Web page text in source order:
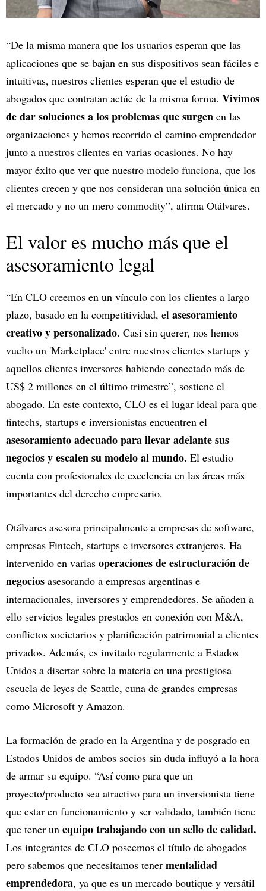
“De la misma manera que los usuarios esperan que las
aplicaciones que se bajan en sus dispositivos sean fáciles e
intuitivas, nuestros clientes esperan que el estudio de
abogados que contratan actúe de la misma forma. Vivimos
de dar soluciones a los problemas que surgen en las
organizaciones y hemos recorrido el camino emprendedor
junto a nuestros clientes en varias ocasiones. No hay
mayor éxito que ver que nuestro modelo funciona, que los
clientes crecen y que nos consideran una solución única en
el mercado y no un mero commodity”, afirma Otálvares.
El valor es mucho más que el
asesoramiento legal
“En CLO creemos en un vínculo con los clientes a largo
plazo, basado en la competitividad, el asesoramiento
creativo y personalizado. Casi sin querer, nos hemos
vuelto un 'Marketplace' entre nuestros clientes startups y
aquellos clientes inversores habiendo conectado más de
US$ 2 millones en el último trimestre”, sostiene el
abogado. En este contexto, CLO es el lugar ideal para que
fintechs, startups e inversionistas encuentren el
asesoramiento adecuado para llevar adelante sus
negocios y escalen su modelo al mundo. El estudio
cuenta con profesionales de excelencia en las áreas más
importantes del derecho empresario.
Otálvares asesora principalmente a empresas de software,
empresas Fintech, startups e inversores extranjeros. Ha
intervenido en varias operaciones de estructuración de
negocios asesorando a empresas argentinas e
internacionales, inversores y emprendedores. Se añaden a
ello servicios legales prestados en conexión con M&A,
conflictos societarios y planificación patrimonial a clientes
privados. Además, es invitado regularmente a Estados
Unidos a disertar sobre la materia en una prestigiosa
escuela de leyes de Seattle, cuna de grandes empresas
como Microsoft y Amazon.
La formación de grado en la Argentina y de posgrado en
Estados Unidos de ambos socios sin duda influyó a la hora
de armar su equipo. “Así como para que un
proyecto/producto sea atractivo para un inversionista tiene
que estar en funcionamiento y ser validado, también tiene
que tener un equipo trabajando con un sello de calidad.
Los integrantes de CLO poseemos el título de abogados
pero sabemos que necesitamos tener mentalidad
emprendedora, ya que es un mercado boutique y versátil